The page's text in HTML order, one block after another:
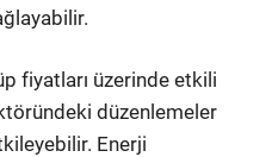
fiyatları üzerinde etkili
düzenlemeler
Enerji